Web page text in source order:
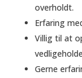
overholdt.
Erfaring
Villig til at
Gerne